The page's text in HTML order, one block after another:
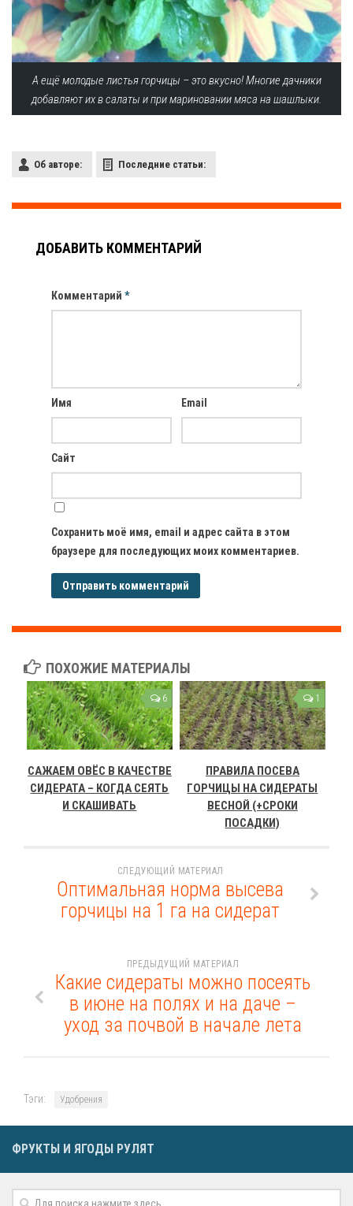
А ещё молодые листья горчицы – это вкусно! Многие дачники
добавляют их в салаты и при мариновании мяса на шашлыки.
Об авторе: Последние статьи:
ДОБАВИТЬ КОММЕНТАРИЙ
Комментарий *
Имя Email
Сайт
Сохранить моё имя, email и адрес сайта в этом
браузере для последующих моих комментариев.
ПОХОЖИЕ МАТЕРИАЛЫ
6
САЖАЕМ ОВЁС В КАЧЕСТВЕ
СИДЕРАТА – КОГДА СЕЯТЬ
И СКАШИВАТЬ
1
ПРАВИЛА ПОСЕВА
ГОРЧИЦЫ НА СИДЕРАТЫ
ВЕСНОЙ (+СРОКИ
ПОСАДКИ)
СЛЕДУЮЩИЙ МАТЕРИАЛ
Оптимальная норма высева
горчицы на 1 га на сидерат
ПРЕДЫДУЩИЙ МАТЕРИАЛ
Какие сидераты можно посеять
в июне на полях и на даче –
уход за почвой в начале лета
Тэги: Удобрения
ФРУКТЫ И ЯГОДЫ РУЛЯТ